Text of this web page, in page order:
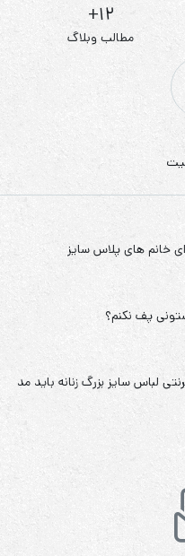
12+
مطالب وبلاگ
لباس سایز بزرگ زنانه باید مد